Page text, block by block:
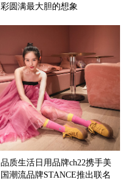
彩圆满最大胆的想象
品质生活日用品牌ch22携手美
国潮流品牌STANCE推出联名